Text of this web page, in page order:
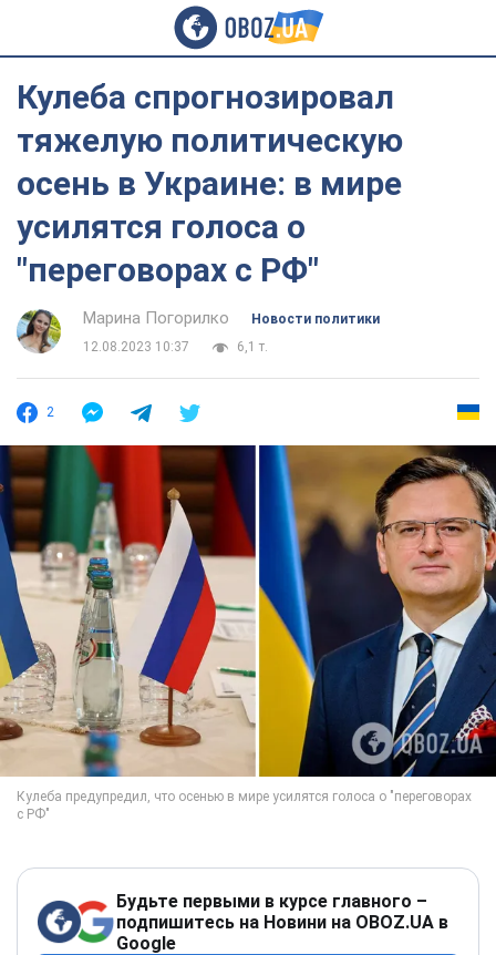
Кулеба спрогнозировал
тяжелую политическую
осень в Украине: в мире
усилятся голоса о
"переговорах с РФ"
Марина Погорилко
Новости политики
12.08.2023 10:37
6,1 т.
2
Будьте первыми в курсе главного –
подпишитесь на Новини на OBOZ.UA в
Google